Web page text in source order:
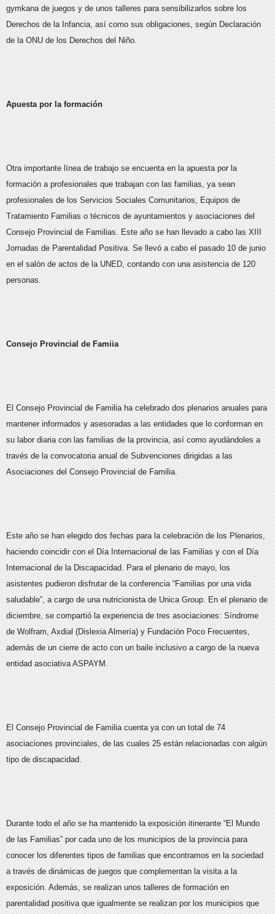
gymkana de juegos y de unos talleres para sensibilizarlos sobre los
Derechos de la Infancia, así como sus obligaciones, según Declaración
de la ONU de los Derechos del Niño.
Apuesta por la formación
Otra importante línea de trabajo se encuenta en la apuesta por la
formación a profesionales que trabajan con las familias, ya sean
profesionales de los Servicios Sociales Comunitarios, Equipos de
Tratamiento Familias o técnicos de ayuntamientos y asociaciones del
Consejo Provincial de Familias. Este año se han llevado a cabo las XIII
Jornadas de Parentalidad Positiva. Se llevó a cabo el pasado 10 de junio
en el salón de actos de la UNED, contando con una asistencia de 120
personas.
Consejo Provincial de Famiia
El Consejo Provincial de Familia ha celebrado dos plenarios anuales para
mantener informados y asesoradas a las entidades que lo conforman en
su labor diaria con las familias de la provincia, así como ayudándoles a
través de la convocatoria anual de Subvenciones dirigidas a las
Asociaciones del Consejo Provincial de Familia.
Este año se han elegido dos fechas para la celebración de los Plenarios,
haciendo coincidir con el Día Internacional de las Familias y con el Día
Internacional de la Discapacidad. Para el plenario de mayo, los
asistentes pudieron disfrutar de la conferencia “Familias por una vida
saludable”, a cargo de una nutricionista de Unica Group. En el plenario de
diciembre, se compartió la experiencia de tres asociaciones: Síndrome
de Wolfram, Axdial (Dislexia Almería) y Fundación Poco Frecuentes,
además de un cierre de acto con un baile inclusivo a cargo de la nueva
entidad asociativa ASPAYM.
El Consejo Provincial de Familia cuenta ya con un total de 74
asociaciones provinciales, de las cuales 25 están relacionadas con algún
tipo de discapacidad.
Durante todo el año se ha mantenido la exposición itinerante “El Mundo
de las Familias” por cada uno de los municipios de la provincia para
conocer los diferentes tipos de familias que encontramos en la sociedad
a través de dinámicas de juegos que complementan la visita a la
exposición. Además, se realizan unos talleres de formación en
parentalidad positiva que igualmente se realizan por los municipios que